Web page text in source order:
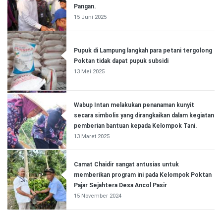
Pangan.
15 Juni 2025
Pupuk di Lampung langkah para petani tergolong
Poktan tidak dapat pupuk subsidi
13 Mei 2025
Wabup Intan melakukan penanaman kunyit
secara simbolis yang dirangkaikan dalam kegiatan
pemberian bantuan kepada Kelompok Tani.
13 Maret 2025
Camat Chaidir sangat antusias untuk
memberikan program ini pada Kelompok Poktan
Pajar Sejahtera Desa Ancol Pasir
15 November 2024